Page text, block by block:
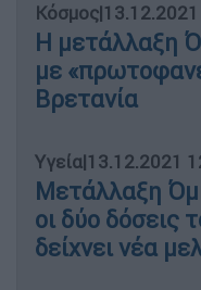
Κόσμος|
Η μετάλλαξη
με
Βρετανία
Υγεία|13.12.2021
Μετάλλαξη
οι δύο δόσεις
δείχνει νέα